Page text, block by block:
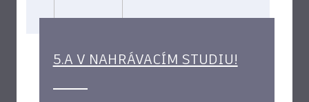
5.A V NAHRÁVACÍM STUDIU!